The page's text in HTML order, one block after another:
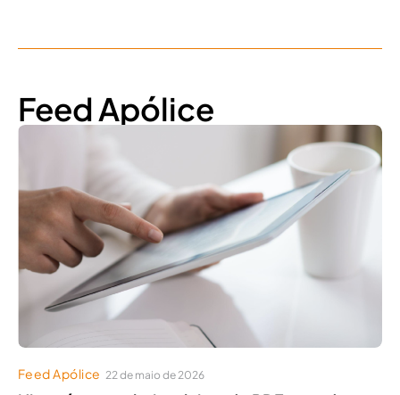
Feed Apólice
Feed Apólice 22 de maio de 2026